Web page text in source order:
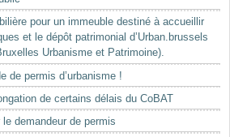
pour un immeuble destiné à accueillir
et le dépôt patrimonial d’Urban.brussels
Urbanisme et Patrimoine).
de permis d’urbanisme !
de certains délais du CoBAT
demandeur de permis